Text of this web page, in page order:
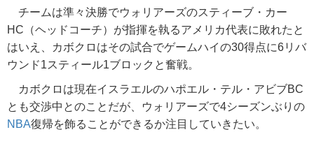
チームは準々決勝でウォリアーズのスティーブ・カー
HC（ヘッドコーチ）が指揮を執るアメリカ代表に敗れたと
はいえ、カボクロはその試合でゲームハイの30得点に6リバ
ウンド1スティール1ブロックと奮戦。
カボクロは現在イスラエルのハポエル・テル・アビブBC
とも交渉中とのことだが、ウォリアーズで4シーズンぶりの
NBA復帰を飾ることができるか注目していきたい。